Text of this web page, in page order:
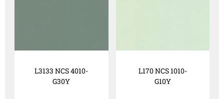
L3133 NCS 4010-
G30Y
L170 NCS 1010-
G10Y